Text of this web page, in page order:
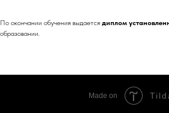
По окончании обучения выдается диплом
образовании.
Made on